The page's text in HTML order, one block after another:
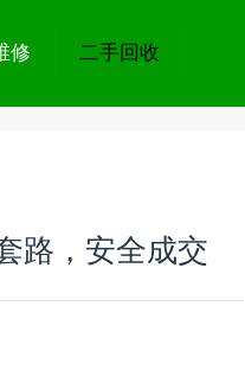
修 二手回收
路，安全成交